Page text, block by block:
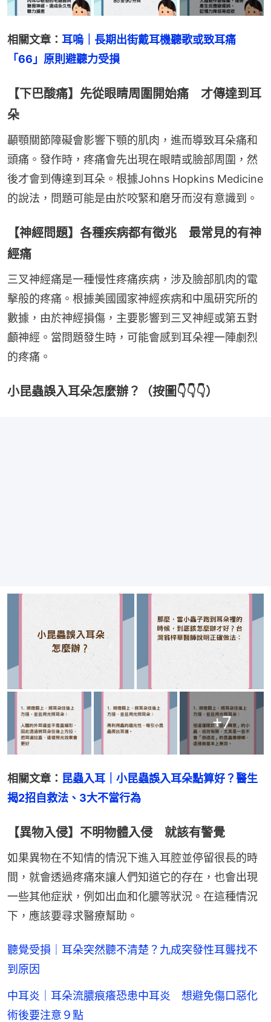
相關文章： 耳嗚｜長期出街戴耳機聽歌或致耳痛
「66」原則避聽力受損
【下巴酸痛】先從眼睛周圍開始痛 才傳達到耳
朵
顳顎關節障礙會影響下顎的肌肉，進而導致耳朵痛和
頭痛。發作時，疼痛會先出現在眼睛或臉部周圍，然
後才會到傳達到耳朵。根據Johns Hopkins Medicine
的說法，問題可能是由於咬緊和磨牙而沒有意識到。
【神經問題】各種疾病都有徵兆 最常見的有神
經痛
三叉神經痛是一種慢性疼痛疾病，涉及臉部肌肉的電
擊般的疼痛。根據美國國家神經疾病和中風研究所的
數據，由於神經損傷，主要影響到三叉神經或第五對
顱神經。當問題發生時，可能會感到耳朵裡一陣劇烈
的疼痛。
小昆蟲誤入耳朵怎麼辦？（按圖👇👇👇）
+7
相關文章： 昆蟲入耳｜小昆蟲誤入耳朵點算好？醫生
揭2招自救法、3大不當行為
【異物入侵】不明物體入侵 就該有警覺
如果異物在不知情的情況下進入耳腔並停留很長的時
間，就會透過疼痛來讓人們知道它的存在，也會出現
一些其他症狀，例如出血和化膿等狀況。在這種情況
下，應該要尋求醫療幫助。
聽覺受損｜耳朵突然聽不清楚？九成突發性耳聾找不
到原因
中耳炎｜耳朵流膿痕癢恐患中耳炎 想避免傷口惡化
術後要注意９點